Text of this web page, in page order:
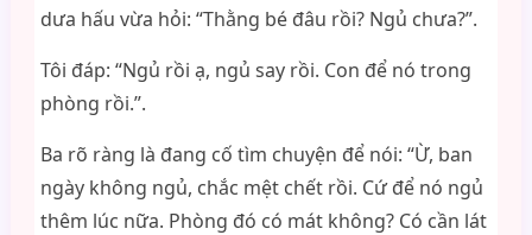
dưa hấu vừa hỏi: “Thằng bé đâu rồi? Ngủ chưa?”.
Tôi đáp: “Ngủ rồi ạ, ngủ say rồi. Con để nó trong
phòng rồi.”.
Ba rõ ràng là đang cố tìm chuyện để nói: “Ừ, ban
ngày không ngủ, chắc mệt chết rồi. Cứ để nó ngủ
thêm lúc nữa. Phòng đó có mát không? Có cần lát